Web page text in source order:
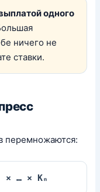
одного
ничего не
ставки.
перемножаются:
× … × Kₙ